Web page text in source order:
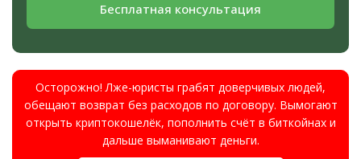
Бесплатная консультация
Осторожно! Лже-юристы грабят доверчивых людей,
обещают возврат без расходов по договору. Вымогают
открыть криптокошелёк, пополнить счёт в биткойнах и
дальше выманивают деньги.